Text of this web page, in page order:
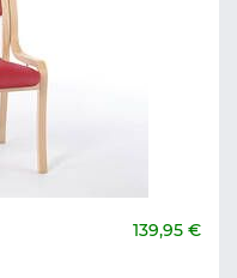
139,95 €